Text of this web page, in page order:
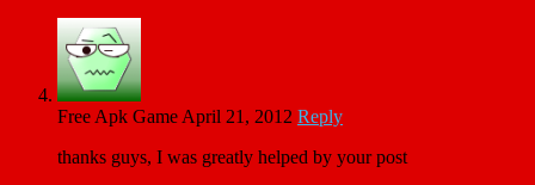
Free Apk Game April 21, 2012 Reply
thanks guys, I was greatly helped by your post